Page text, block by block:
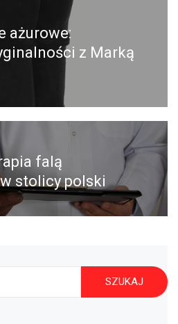
ażurowe:
z Marką
falą
stolicy polski